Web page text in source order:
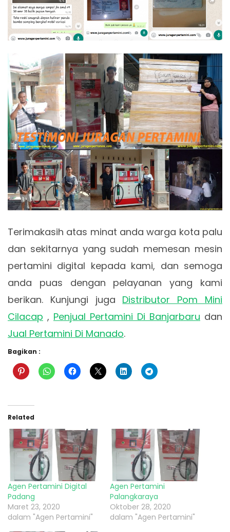
Terimakasih atas minat anda warga kota palu
dan sekitarnya yang sudah memesan mesin
pertamini digital kepada kami, dan semoga
anda puas dengan pelayanan yang kami
berikan. Kunjungi juga Distributor Pom Mini
Cilacap , Penjual Pertamini Di Banjarbaru dan
Jual Pertamini Di Manado.
Bagikan :
Related
Agen Pertamini Digital
Padang
Maret 23, 2020
dalam "Agen Pertamini"
Agen Pertamini
Palangkaraya
Oktober 28, 2020
dalam "Agen Pertamini"